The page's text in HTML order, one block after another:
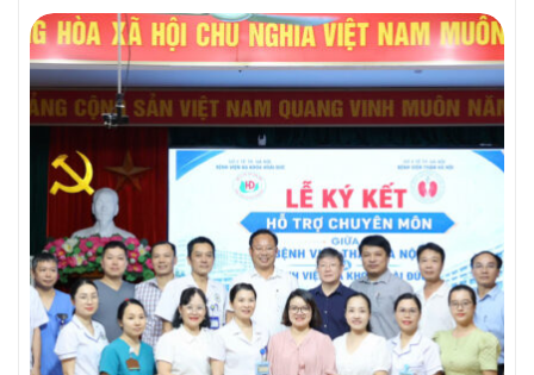
THƯ MỜI BÁO GIÁ